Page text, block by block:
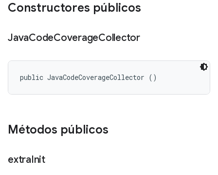
Constructores públicos
JavaCodeCoverageCollector
public JavaCodeCoverageCollector ()
Métodos públicos
extraInit